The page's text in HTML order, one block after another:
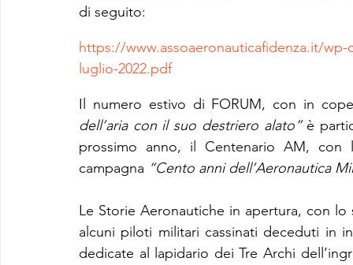
di seguito:
https://www.assoaeronauticafidenza.it/
luglio-2022.pdf
Il numero estivo di FORUM, con in
dell’aria con il suo destriero alato” è
prossimo anno, il Centenario AM,
campagna “Cento anni dell’Aeronautica
Le Storie Aeronautiche in apertura, con
alcuni piloti militari cassinati deceduti in
dedicate al lapidario dei Tre Archi